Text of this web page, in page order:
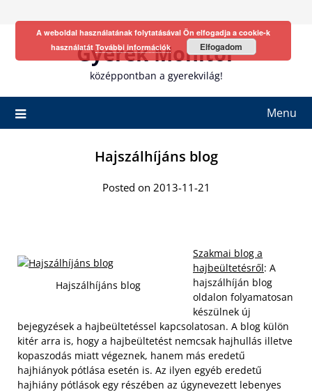
Gyerek Monitor
középpontban a gyerekvilág!
Menu
Hajszálhíjáns blog
Posted on 2013-11-21
Hajszálhíjáns blog
Szakmai blog a
hajbeültetésről: A
hajszálhíján blog
oldalon folyamatosan
készülnek új
bejegyzések a hajbeültetéssel kapcsolatosan. A blog külön
kitér arra is, hogy a hajbeültetést nemcsak hajhullás illetve
kopaszodás miatt végeznek, hanem más eredetű
hajhiányok pótlása esetén is. Az ilyen egyéb eredetű
hajhiány pótlások egy részében az úgynevezett lebenyes
A weboldal használatának folytatásával Ön elfogadja a cookie-k
használatát További információk Elfogadom